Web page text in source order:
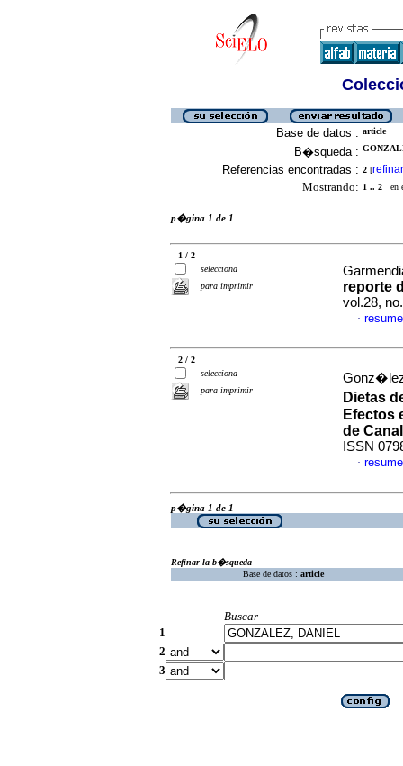
Base de datos : article
B�squeda :
Referencias encontradas : 2 [refinar
Mostrando: 1 .. 2 en
p�gina 1 de 1
1 / 2
selecciona
para imprimir
reporte
vol.28,
·
2 / 2
selecciona
para imprimir
Dietas
Efectos
de Canal
ISSN
·
p�gina 1 de 1
Refinar la b�squeda
Base de datos : article
Buscar
1
2
3